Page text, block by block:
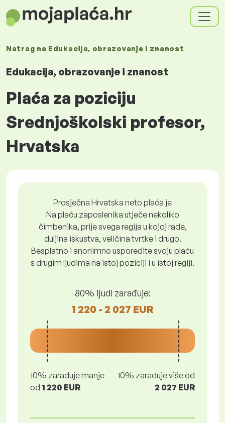
Natrag na Edukacija, obrazovanje i znanost
Edukacija, obrazovanje i znanost
Plaća za poziciju
Srednjoškolski profesor,
Hrvatska
Prosječna Hrvatska neto plaća je
Na plaću zaposlenika utječe nekoliko
čimbenika, prije svega regija u kojoj rade,
duljina iskustva, veličina tvrtke i drugo.
Besplatno i anonimno usporedite svoju plaću
s drugim ljudima na istoj poziciji i u istoj regiji.
80% ljudi zarađuje:
1 220 - 2 027 EUR
10% zarađuje manje
od 1 220 EUR
10% zarađuje više od
2 027 EUR